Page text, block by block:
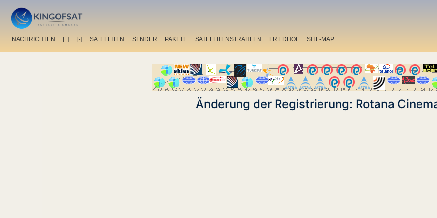
NACHRICHTEN [+] [-] SATELLITEN SENDER PAKETE SATELLITENSTRAHLEN FRIEDHOF SITE-MAP
Änderung der Registrierung: Rotana